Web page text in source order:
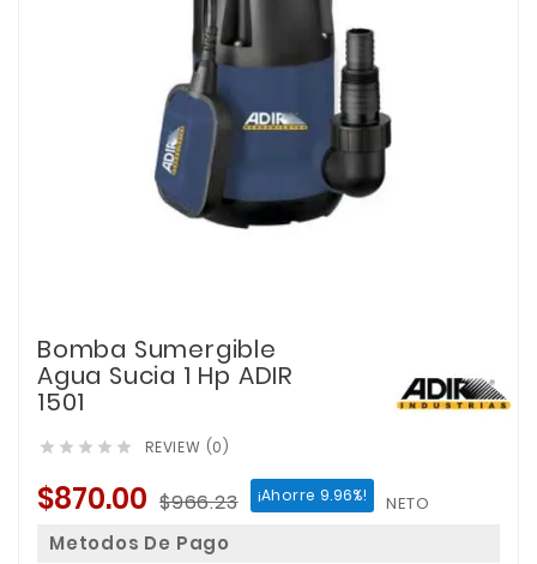
Bomba Sumergible
Agua Sucia 1 Hp ADIR
1501
     REVIEW (0)
$870.00 $966.23 ¡Ahorre 9.96%! NETO
Metodos De Pago